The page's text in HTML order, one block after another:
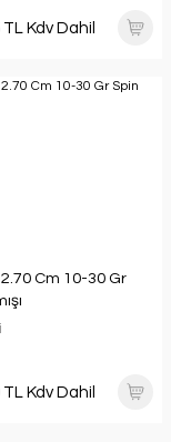
TL Kdv Dahil
Cm 10-30 Gr
TL Kdv Dahil